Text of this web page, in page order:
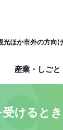
産業・しごと
光ほか市外の方向
けると